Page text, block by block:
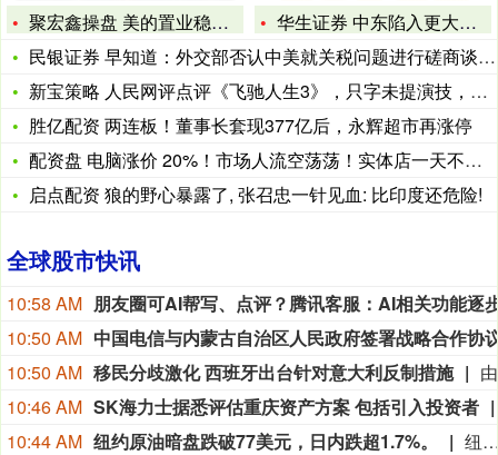
聚宏鑫操盘 美的置业稳居2025年1-9月徐州商品房流量榜、
华生证券 中东陷入更大危机，并非以色列为所欲为，只因一样东西
民银证券 早知道：外交部否认中美就关税问题进行磋商谈判；美股
新宝策略 人民网评点评《飞驰人生3》，只字未提演技，却句句说
胜亿配资 两连板！董事长套现377亿后，永辉超市再涨停
配资盘 电脑涨价 20%！市场人流空荡荡！实体店一天不开张，
启点配资 狼的野心暴露了, 张召忠一针见血: 比印度还危险!
全球股市快讯
10:58 AM
10:50 AM
10:50 AM 移民分歧激化 西班牙出台针对意大利反制措施
10:46 AM SK海力士据悉评估重庆资产方案 包括引入投资者
10:44 AM 纽约原油暗盘跌破77美元，日内跌超1.7%。
纽约原油暗盘跌破77美元